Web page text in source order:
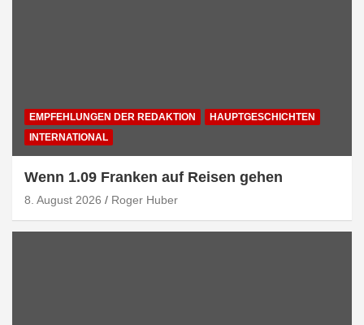
EMPFEHLUNGEN DER REDAKTION
HAUPTGESCHICHTEN
INTERNATIONAL
Wenn 1.09 Franken auf Reisen gehen
8. August 2026 Roger Huber